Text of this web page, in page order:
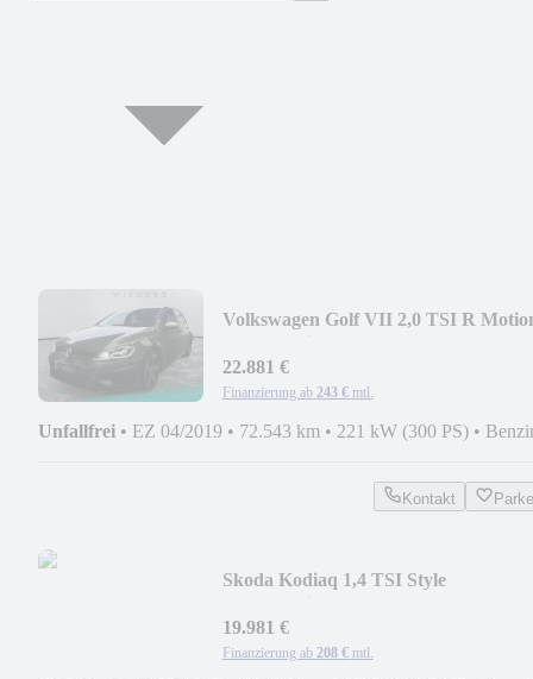
Volkswagen Golf VII 2,0 TSI R
22.881 €
Finanzierung ab 243 € mtl.
Unfallfrei • EZ 04/2019 • 72.543 km • 221 kW (300 PS) •
Kontakt
Skoda Kodiaq 1,4 TSI Style
19.981 €
Finanzierung ab 208 € mtl.